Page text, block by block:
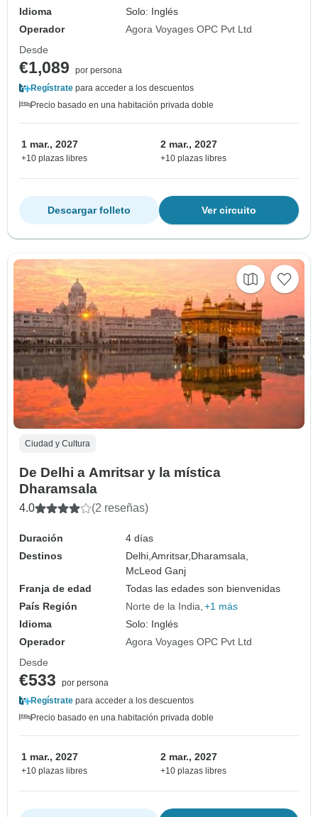
Idioma
Solo: Inglés
Operador
Agora Voyages OPC Pvt Ltd
Desde
€1,089
por persona
Regístrate para acceder a los descuentos
Precio basado en una habitación privada doble
1 mar., 2027
+10 plazas libres
2 mar., 2027
+10 plazas libres
Ver circuito
Descargar folleto
Ciudad y Cultura
De Delhi a Amritsar y la mística
Dharamsala
4.0 (2 reseñas)
Duración
4 días
Destinos
Delhi,Amritsar, Dharamsala,
McLeod Ganj
Franja de edad
Todas las edades son bienvenidas
País Región
Norte de la India +1 más
Idioma
Solo: Inglés
Operador
Agora Voyages OPC Pvt Ltd
Desde
€533
por persona
Regístrate para acceder a los descuentos
Precio basado en una habitación privada doble
1 mar., 2027
+10 plazas libres
2 mar., 2027
+10 plazas libres